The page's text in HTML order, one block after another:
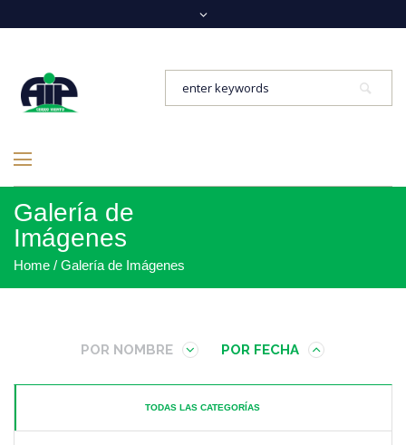
Galería de
Imágenes
Home / Galería de Imágenes
POR NOMBRE POR FECHA
TODAS LAS CATEGORÍAS